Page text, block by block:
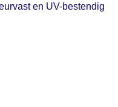
en UV-bestendig